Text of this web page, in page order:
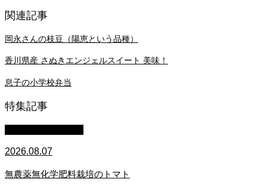
関連記事
岡永さんの枝豆（陽恵という品種）
香川県産 さぬきエンジェルスイート 美味！
息子の小学校弁当
特集記事
2026.08.07
無農薬無化学肥料栽培のトマト